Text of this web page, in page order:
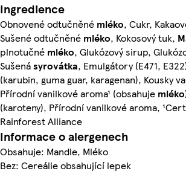
Ingredience
Obnovené odtučněné mléko, Cukr,
Sušené odtučněné mléko, Kokosový tuk,
plnotučné mléko, Glukózový sirup,
Sušenásyrovátka, Emulgátory (E471,
(karubin, guma guar, karagenan), Kousky
Přírodní vanilkové aroma¹ (obsahuje mléko
(karoteny), Přírodní vanilkové aroma,
Rainforest Alliance
Informace o alergenech
Obsahuje: Mandle, Mléko
Bez: Cereálie obsahující lepek